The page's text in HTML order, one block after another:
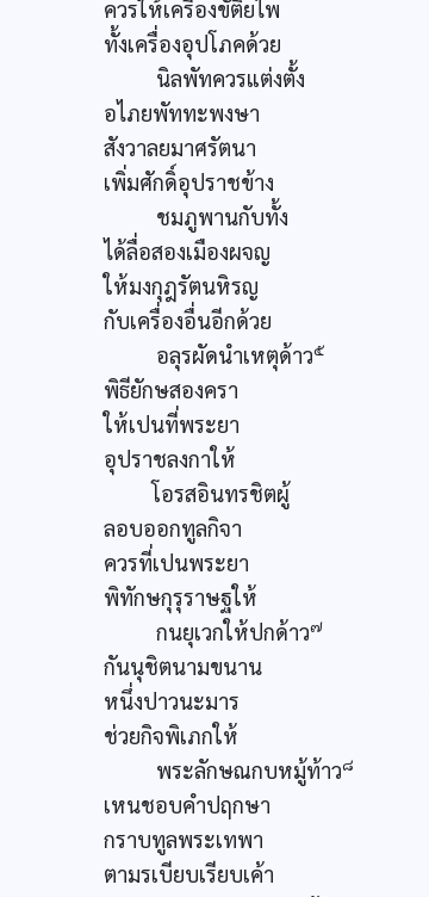
ควรให้เครื่องขัติยไพ
ทั้งเครื่องอุปโภคด้วย
นิลพัทควรแต่งตั้ง
อไภยพัททะพงษา
สังวาลยมาศรัตนา
เพิ่มศักดิ์อุปราชข้าง
ชมภูพานกับทั้ง
ได้ลื่อสองเมืองผจญ
ให้มงกุฎรัตนหิรญ
กับเครื่องอื่นอีกด้วย
อลุรผัดนำเหตุด้าว๕
พิธียักษสองครา
ให้เปนที่พระยา
อุปราชลงกาให้
โอรสอินทรชิตผู้
ลอบออกทูลกิจา
ควรที่เปนพระยา
พิทักษกุรุราษฐให้
กนยุเวกให้ปกด้าว๗
กันนุชิตนามขนาน
หนึ่งปาวนะมาร
ช่วยกิจพิเภกให้
พระลักษณกบหมู้ท้าว๘
เหนชอบคำปฤกษา
กราบทูลพระเทพา
ตามรเบียบเรียบเค้า